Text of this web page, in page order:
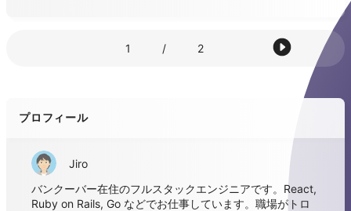
1 / 2
プロフィール
Jiro
バンクーバー在住のフルスタックエンジニアです。React,
Ruby on Rails, Go などでお仕事しています。職場がトロ